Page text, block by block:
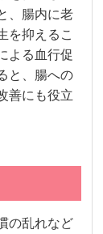
、腸内に老
を抑えるこ
よる血行促
と、腸への
善にも役立
の乱れなど